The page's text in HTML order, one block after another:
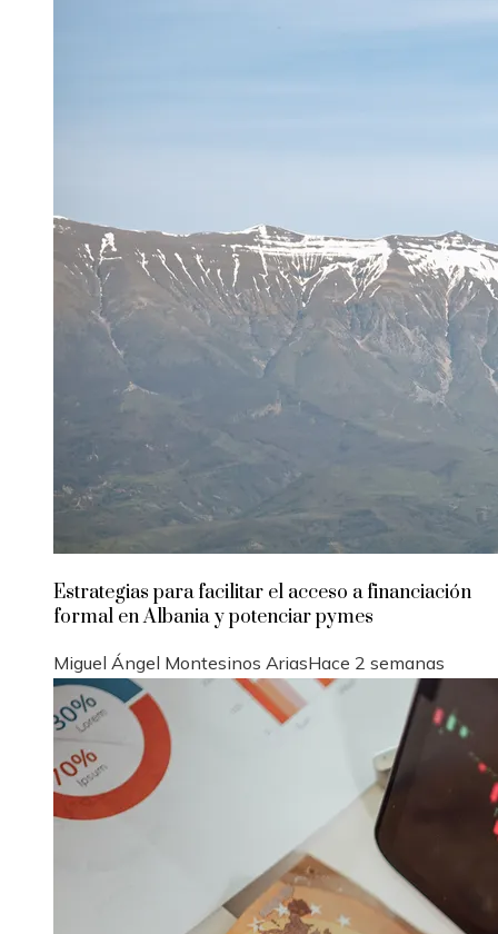
Estrategias para facilitar el acceso a financiación
formal en Albania y potenciar pymes
Miguel Ángel Montesinos AriasHace 2 semanas